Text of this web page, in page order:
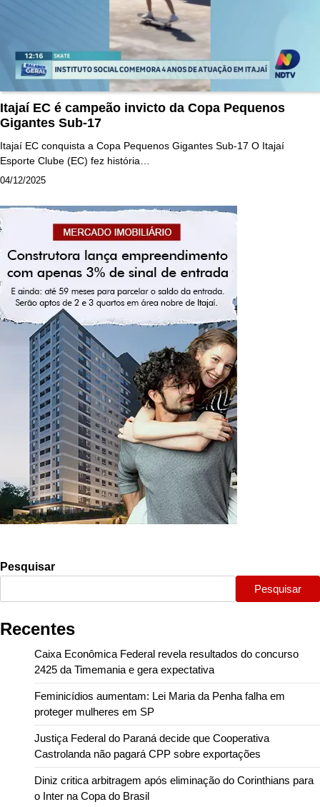
Itajaí EC é campeão invicto da Copa Pequenos
Gigantes Sub-17
Itajaí EC conquista a Copa Pequenos Gigantes Sub-17 O Itajaí
Esporte Clube (EC) fez história…
04/12/2025
Pesquisar
Pesquisar
Recentes
Caixa Econômica Federal revela resultados do concurso
2425 da Timemania e gera expectativa
Feminicídios aumentam: Lei Maria da Penha falha em
proteger mulheres em SP
Justiça Federal do Paraná decide que Cooperativa
Castrolanda não pagará CPP sobre exportações
Diniz critica arbitragem após eliminação do Corinthians para
o Inter na Copa do Brasil